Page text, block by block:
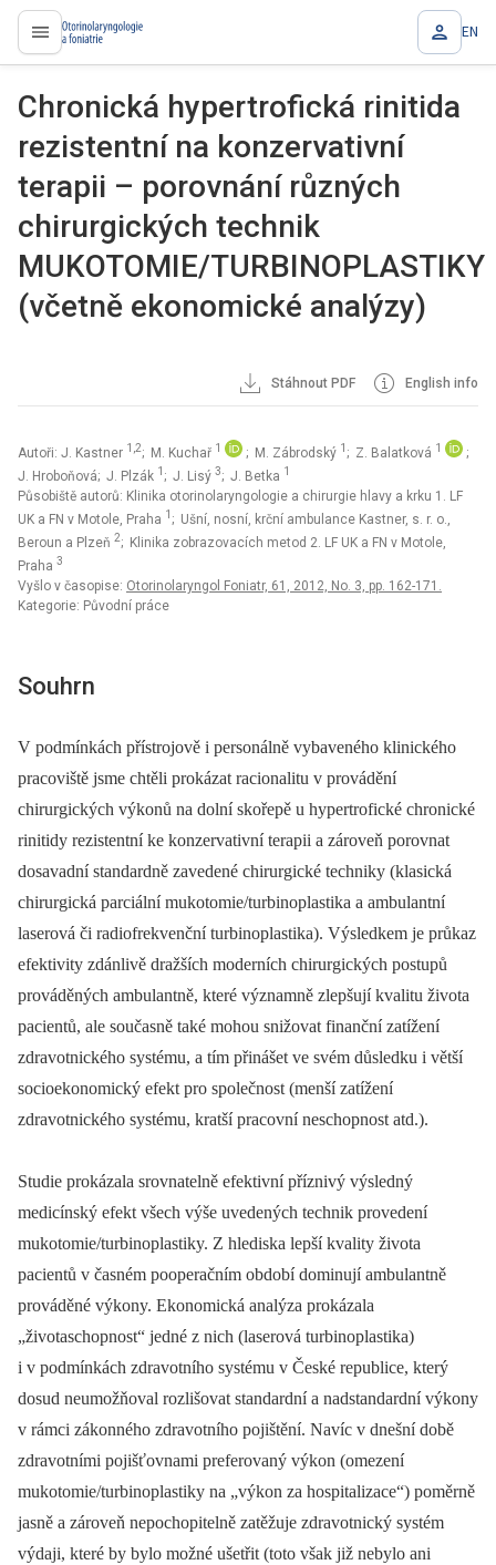
proLékaře.cz EN
Chronická hypertrofická rinitida
rezistentní na konzervativní
terapii – porovnání různých
chirurgických technik
MUKOTOMIE/TURBINOPLASTIKY
(včetně ekonomické analýzy)
Stáhnout PDF English info
Autoři: J. Kastner 1,2; M. Kuchař 1 ; M. Zábrodský 1 ; Z. Balatková 1
;
J. Hroboňová; J. Plzák 1 ; J. Lisý 3; J. Betka 1
Působiště autorů: Klinika otorinolaryngologie a chirurgie hlavy a krku 1. LF
UK a FN v Motole, Praha 1 ; Ušní, nosní, krční ambulance Kastner, s. r. o.,
Beroun a Plzeň 2; Klinika zobrazovacích metod 2. LF UK a FN v Motole,
Praha 3
Vyšlo v časopise: Otorinolaryngol Foniatr, 61, 2012, No. 3, pp. 162-171.
Kategorie: Původní práce
Souhrn
V podmínkách přístrojově i personálně vybaveného klinického
pracoviště jsme chtěli prokázat racionalitu v provádění
chirurgických výkonů na dolní skořepě u hypertrofické chronické
rinitidy rezistentní ke konzervativní terapii a zároveň porovnat
dosavadní standardně zavedené chirurgické techniky (klasická
chirurgická parciální mukotomie/turbinoplastika a ambulantní
laserová či radiofrekvenční turbinoplastika). Výsledkem je průkaz
efektivity zdánlivě dražších moderních chirurgických postupů
prováděných ambulantně, které významně zlepšují kvalitu života
pacientů, ale současně také mohou snižovat finanční zatížení
zdravotnického systému, a tím přinášet ve svém důsledku i větší
socioekonomický efekt pro společnost (menší zatížení
zdravotnického systému, kratší pracovní neschopnost atd.).
Studie prokázala srovnatelně efektivní příznivý výsledný
medicínský efekt všech výše uvedených technik provedení
mukotomie/turbinoplastiky. Z hlediska lepší kvality života
pacientů v časném pooperačním období dominují ambulantně
prováděné výkony. Ekonomická analýza prokázala
„životaschopnost“ jedné z nich (laserová turbinoplastika)
i v podmínkách zdravotního systému v České republice, který
dosud neumožňoval rozlišovat standardní a nadstandardní výkony
v rámci zákonného zdravotního pojištění. Navíc v dnešní době
zdravotními pojišťovnami preferovaný výkon (omezení
mukotomie/turbinoplastiky na „výkon za hospitalizace“) poměrně
jasně a zároveň nepochopitelně zatěžuje zdravotnický systém
výdaji, které by bylo možné ušetřit (toto však již nebylo ani